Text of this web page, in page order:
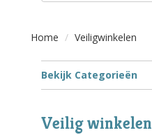
Home Veiligwinkelen
Bekijk Categorieën
Veilig winkelen